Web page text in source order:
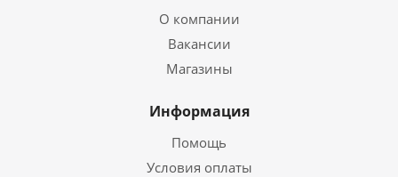
О компании
Вакансии
Магазины
Информация
Помощь
Условия оплаты